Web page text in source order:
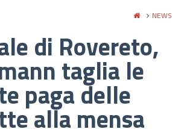
NEWS
di Rovereto,
taglia le
paga delle
alla mensa